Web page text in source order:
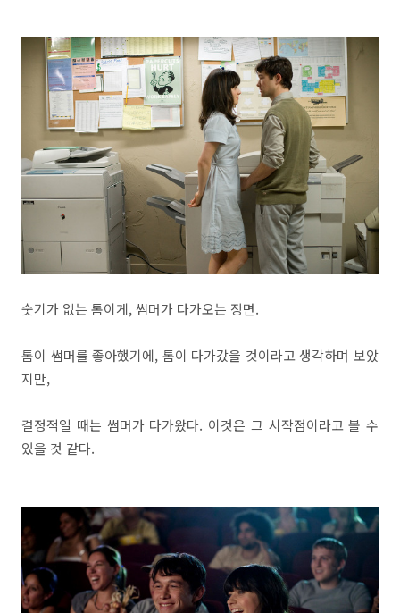
숫기가 없는 톰이게, 썸머가 다가오는 장면.
톰이 썸머를 좋아했기에, 톰이 다가갔을 것이라고 생각하며 보았
지만,
결정적일 때는 썸머가 다가왔다. 이것은 그 시작점이라고 볼 수
있을 것 같다.